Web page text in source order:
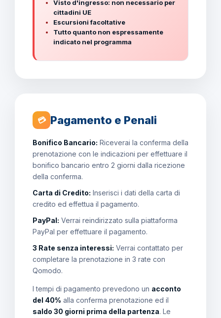
Visto d'ingresso: non necessario per
cittadini UE
Escursioni facoltative
Tutto quanto non espressamente
indicato nel programma
💳 Pagamento e Penali
Bonifico Bancario: Riceverai la conferma della
prenotazione con le indicazioni per effettuare il
bonifico bancario entro 2 giorni dalla ricezione
della conferma.
Carta di Credito: Inserisci i dati della carta di
credito ed effettua il pagamento.
PayPal: Verrai reindirizzato sulla piattaforma
PayPal per effettuare il pagamento.
3 Rate senza interessi: Verrai contattato per
completare la prenotazione in 3 rate con
Qomodo.
I tempi di pagamento prevedono un acconto
del 40% alla conferma prenotazione ed il
saldo 30 giorni prima della partenza. Le